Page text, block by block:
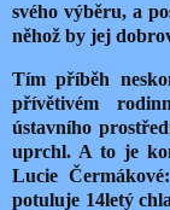
svého výběru, a
něhož by jej
Tím příběh
přívětivém
ústavního
uprchl. A to je
Lucie
potuluje 14letý